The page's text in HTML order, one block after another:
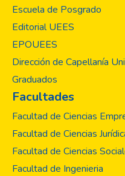
como la
Escuela de Posgrado
Editorial UEES
EPOUEES
Dirección de Capellanía
Graduados
Facultades
Facultad de Ciencias
Facultad de Ciencias
Facultad de Ciencias
Facultad de Ingenieria